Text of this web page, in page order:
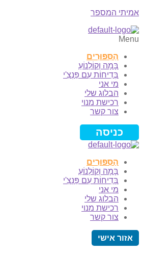
אמיתי המספר
Menu
הַסִּפּוּרִים
בָּמָה וְקוֹלְנוֹעַ
בְּדִיחוֹת עִם פַּנְצִ'י
מי אני
הבלוג שלי
רכישת מנוי
צור קשר
כניסה
הַסִּפּוּרִים
בָּמָה וְקוֹלְנוֹעַ
בְּדִיחוֹת עִם פַּנְצִ'י
מי אני
הבלוג שלי
רכישת מנוי
צור קשר
אזור אישי